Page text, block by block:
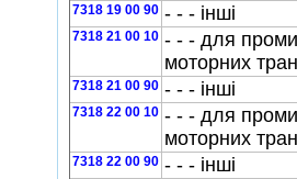
7318 19 00 90 - - - iншi
7318 21 00 10 - - - для
моторних
7318 21 00 90 - - - iншi
7318 22 00 10 - - - для
моторних
7318 22 00 90 - - - iншi